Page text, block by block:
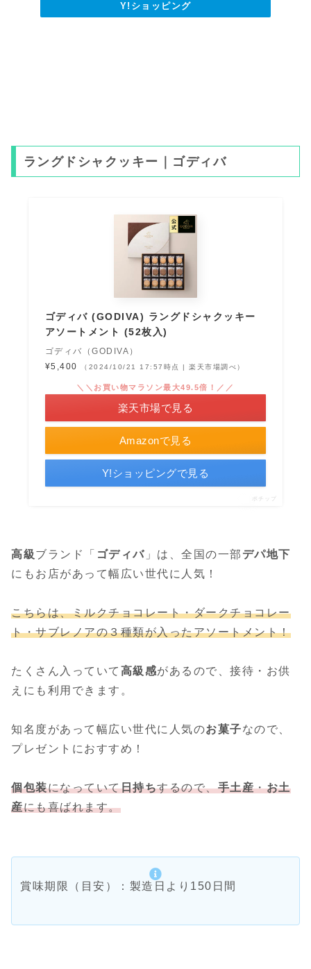
Y!ショッピング
ラングドシャクッキー｜ゴディバ
ゴディバ (GODIVA) ラングドシャクッキー
アソートメント (52枚入)
ゴディバ（GODIVA）
¥5,400
（2024/10/21 17:57時点 | 楽天市場調べ）
Amazonで見る
＼＼お買い物マラソン最大49.5倍！／／
楽天市場で見る
Y!ショッピングで見る
ポチップ
高級ブランド「 ゴディバ 」は、全国の一部 デパ地下
にもお店があって幅広い世代に人気！
こちらは、ミルクチョコレート・ダークチョコレー
ト・サブレノアの３種類が入ったアソートメント！
たくさん入っていて 高級感があるので、接待・お供
えにも利用できます。
知名度があって幅広い世代に人気のお菓子なので、
プレゼントにおすすめ！
個包装になっていて日持ちするので、手土産・お土
産にも喜ばれます。
賞味期限（目安）：製造日より150日間